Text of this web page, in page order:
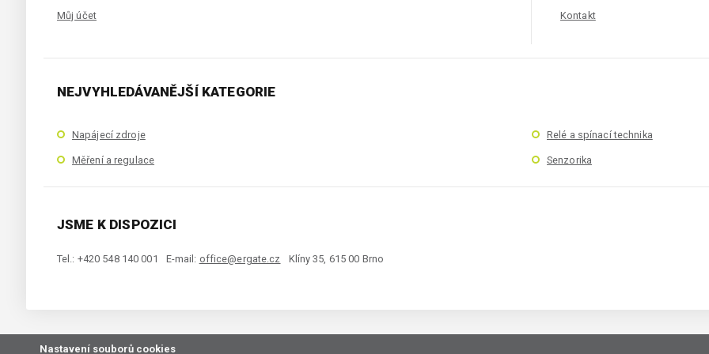
Můj účet Kontakt
NEJVYHLEDÁVANĚJŠÍ KATEGORIE
Napájecí zdroje Relé a spínací technika
Měření a regulace Senzorika
JSME K DISPOZICI
Tel.: +420 548 140 001 E-mail: office@ergate.cz Klíny 35, 615 00 Brno
Copyright © 2021 ERGATE Automation s.r.o., Klíny 35, 61500 Brno
Nastavení souborů cookies